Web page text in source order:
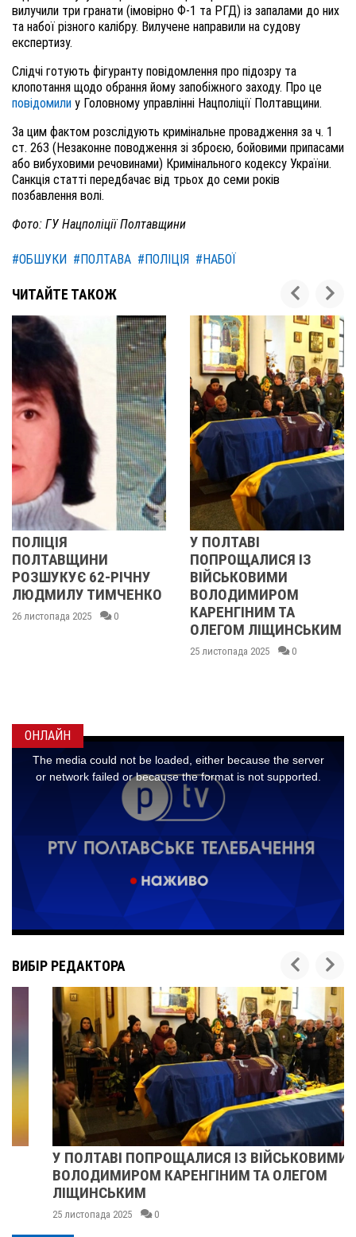
вилучили три гранати (імовірно Ф-1 та РГД) із запалами до них
та набої різного калібру. Вилучене направили на судову
експертизу.
Слідчі готують фігуранту повідомлення про підозру та
клопотання щодо обрання йому запобіжного заходу. Про це
повідомили у Головному управлінні Нацполіції Полтавщини.
За цим фактом розслідують кримінальне провадження за ч. 1
ст. 263 (Незаконне поводження зі зброєю, бойовими припасами
або вибуховими речовинами) Кримінального кодексу України.
Санкція статті передбачає від трьох до семи років
позбавлення волі.
Фото: ГУ Нацполіції Полтавщини
#ОБШУКИ #ПОЛТАВА #ПОЛІЦІЯ #НАБОЇ
ЧИТАЙТЕ ТАКОЖ
62-РІЧНУ
ТИМЧЕНКО
2025 0
У ПОЛТАВІ
ПОПРОЩАЛИСЯ ІЗ
ВІЙСЬКОВИМИ
ВОЛОДИМИРОМ
КАРЕНГІНИМ ТА
ОЛЕГОМ ЛІЩИНСЬКИМ
25 листопада 2025 0
ОНЛАЙН
ВИБІР РЕДАКТОРА
У ПОЛТАВІ ПОПРОЩАЛИСЯ ІЗ ВІЙСЬКОВИМИ
ВОЛОДИМИРОМ КАРЕНГІНИМ ТА ОЛЕГОМ
ЛІЩИНСЬКИМ
25 листопада 2025 0